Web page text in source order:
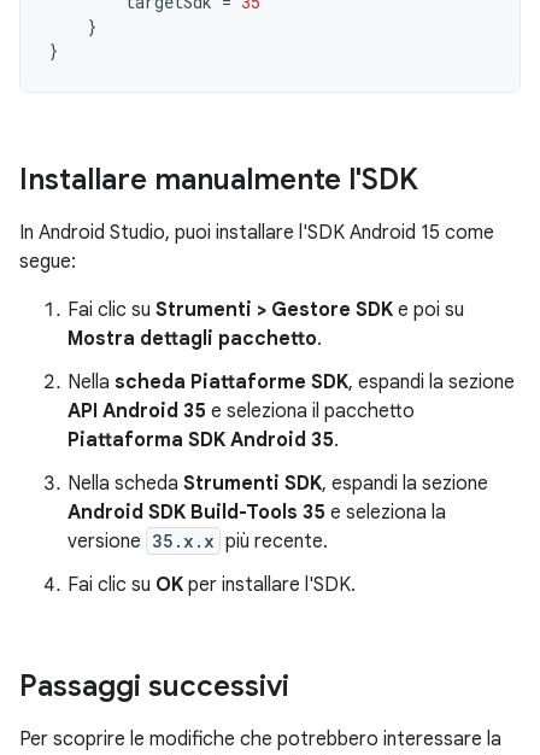
}
}
Installare manualmente l'SDK
In Android Studio, puoi installare l'SDK Android 15 come
segue:
Fai clic su Strumenti > Gestore SDK e poi su
Mostra dettagli pacchetto.
Nella scheda Piattaforme SDK, espandi la sezione
API Android 35 e seleziona il pacchetto
Piattaforma SDK Android 35.
Nella scheda Strumenti SDK, espandi la sezione
Android SDK Build-Tools 35 e seleziona la
versione 35.x.x più recente.
Fai clic su OK per installare l'SDK.
Passaggi successivi
Per scoprire le modifiche che potrebbero interessare la